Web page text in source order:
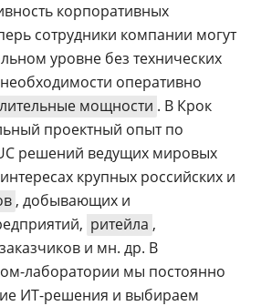
корпоративных
сотрудники компании могут
уровне без технических
оперативно
мощности . В Крок
проектный опыт по
решений ведущих мировых
крупных российских и
, добывающих и
ритейла ,
заказчиков и мн. др. В
лаборатории мы постоянно
ИТ-решения и выбираем